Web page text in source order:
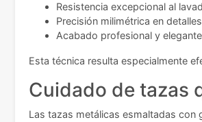
Resistencia excepcional al
Precisión milimétrica en
Acabado profesional y elegante
Esta técnica resulta especialmente
Cuidado de tazas
Las tazas metálicas esmaltadas con